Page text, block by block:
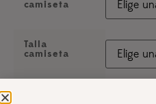
camiseta
Talla
camiseta